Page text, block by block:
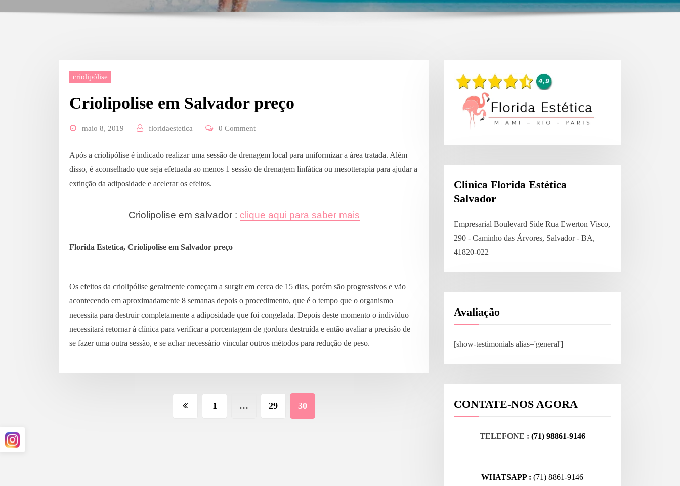
criolipólise
Criolipolise em Salvador preço
maio 8, 2019 floridaestetica 0 Comment
Após a criolipólise é indicado realizar uma sessão de drenagem local para uniformizar a área tratada. Além
disso, é aconselhado que seja efetuada ao menos 1 sessão de drenagem linfática ou mesotterapia para ajudar a
extinção da adiposidade e acelerar os efeitos.
Criolipolise em salvador : clique aqui para saber mais
Florida Estetica, Criolipolise em Salvador preço
Os efeitos da criolipólise geralmente começam a surgir em cerca de 15 dias, porém são progressivos e vão
acontecendo em aproximadamente 8 semanas depois o procedimento, que é o tempo que o organismo
necessita para destruir completamente a adiposidade que foi congelada. Depois deste momento o indivíduo
necessitará retornar à clínica para verificar a porcentagem de gordura destruída e então avaliar a precisão de
se fazer uma outra sessão, e se achar necessário vincular outros métodos para redução de peso.
1 … 29 30
Clinica Florida Estética
Salvador
Empresarial Boulevard Side Rua Ewerton Visco,
290 - Caminho das Árvores, Salvador - BA,
41820-022
Avaliação
[show-testimonials alias='general']
CONTATE-NOS AGORA
TELEFONE : (71) 98861-9146
WHATSAPP : (71) 8861-9146